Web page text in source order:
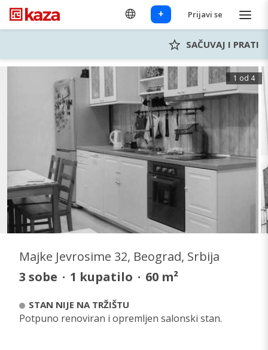
+ Prijavi se
SAČUVAJ I PRATI
1 od 4
Majke Jevrosime 32, Beograd, Srbija
3 sobe · 1 kupatilo · 60 m²
STAN NIJE NA TRŽIŠTU
Potpuno renoviran i opremljen salonski stan.